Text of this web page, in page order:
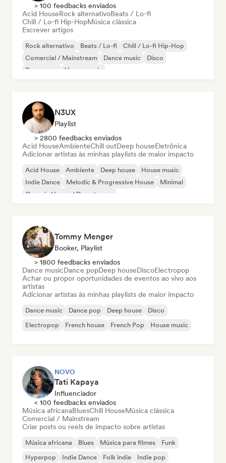
> 100 feedbacks enviados
Acid HouseRock alternativoBeats / Lo-fi
Chill / Lo-fi Hip-HopMúsica clássica
Escrever artigos
Rock alternativo Beats / Lo-fi
Chill / Lo-fi Hip-Hop
Comercial / Mainstream
Dance music
Disco
Dream pop
House music
N3UX
Playlist
> 2800 feedbacks enviados
Acid HouseAmbienteChill outDeep houseEletrônica
Adicionar artistas às minhas playlists de maior impacto
Acid House Ambiente Deep house
House music
Indie Dance
Melodic & Progressive House
Minimal
Organic House / Downtempo
Tommy Menger
Booker, Playlist
> 1800 feedbacks enviados
Dance musicDance popDeep houseDiscoElectropop
Achar ou propor oportunidades de eventos ao vivo aos
artistas
Adicionar artistas às minhas playlists de maior impacto
Dance music Dance pop Deep house
Disco
Electropop
French house French Pop House music
NOVO
Tati Kapaya
Influenciador
< 100 feedbacks enviados
Música africanaBluesChill HouseMúsica clássica
Comercial / Mainstream
Criar posts ou reels de impacto sobre artistas
Música africana Blues Música para filmes
Funk
Hyperpop
Indie Dance Folk indie Indie pop